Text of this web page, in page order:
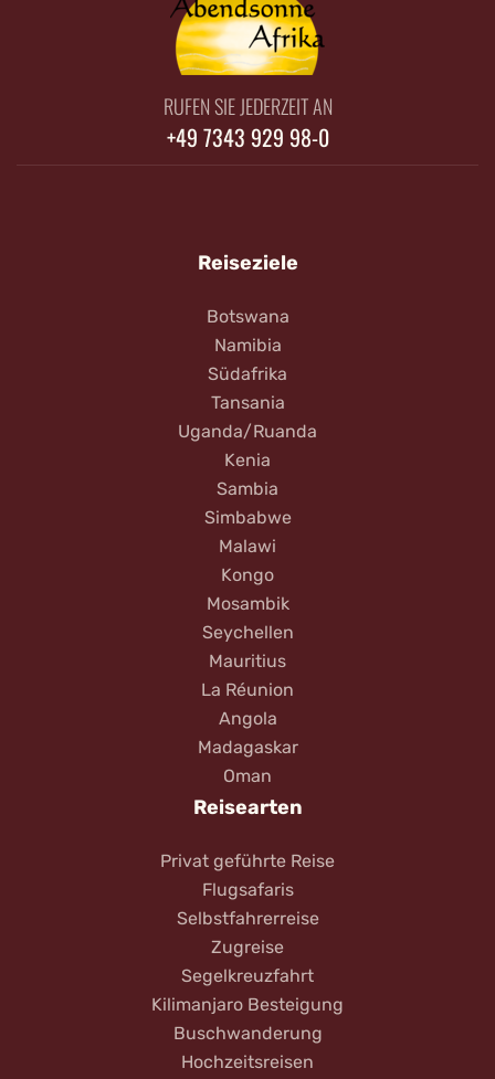
RUFEN SIE JEDERZEIT AN
+49 7343 929 98-0
Reiseziele
Botswana
Namibia
Südafrika
Tansania
Uganda/Ruanda
Kenia
Sambia
Simbabwe
Malawi
Kongo
Mosambik
Seychellen
Mauritius
La Réunion
Angola
Madagaskar
Oman
Reisearten
Privat geführte Reise
Flugsafaris
Selbstfahrerreise
Zugreise
Segelkreuzfahrt
Kilimanjaro Besteigung
Buschwanderung
Hochzeitsreisen